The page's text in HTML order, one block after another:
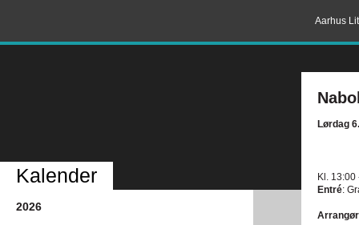
Aarhus
Lørdag
Kl. 13:00
Entré:
Kalender
2026